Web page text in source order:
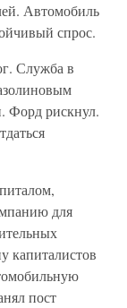
Автомобиль
спрос.
Служба в
Форд рискнул.
для
капиталистов
пост